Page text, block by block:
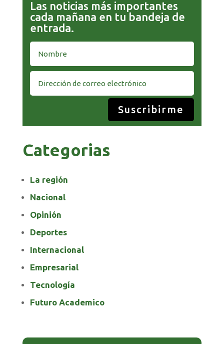
Las noticias más importantes
cada mañana en tu bandeja de
entrada.
Suscribirme
Categorias
La región
Nacional
Opinión
Deportes
Internacional
Empresarial
Tecnología
Futuro Academico